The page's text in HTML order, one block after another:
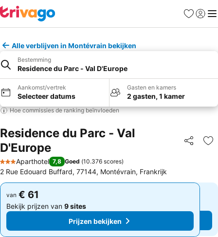
Favorieten
Alle verblijven in Montévrain bekijken
Bestemming
Residence du Parc - Val D'Europe
Aankomst/vertrek
Selecteer datums
Gasten en kamers
2 gasten, 1 kamer
Hoe commissies de ranking beïnvloeden
Residence du Parc - Val
D'Europe
Delen
3 Sterren
Aparthotel 7,8 Goed (10.376 scores)
2 Rue Edouard Buffard, 77144, Montévrain, Frankrijk
van € 61
Bekijk prijzen van 9 sites
Prijzen bekijken
van € 61
Bekijk prijzen van 9 sites
Prijzen bekijken